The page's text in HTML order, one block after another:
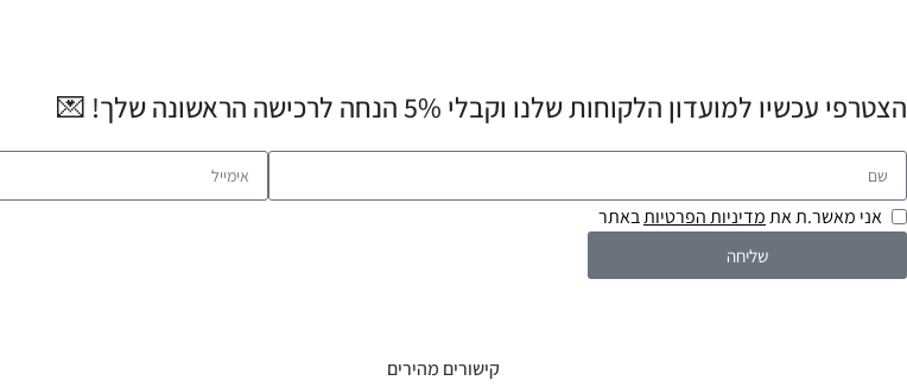
הצטרפי עכשיו למועדון הלקוחות שלנו וקבלי 5% הנחה לרכישה הראשונה שלך! 💌
אני מאשר.ת אתמדיניות הפרטיותבאתר
שליחה
קישורים מהירים